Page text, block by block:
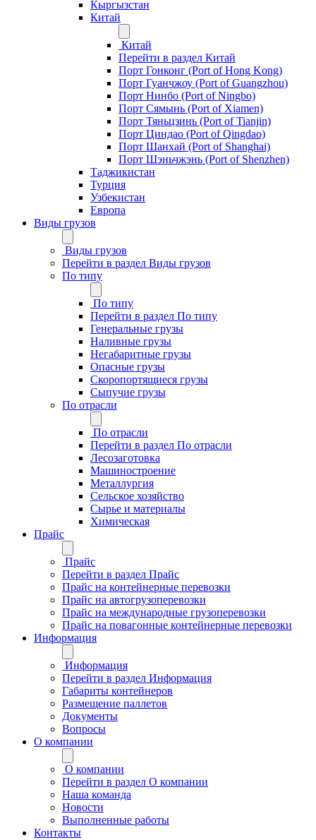
Кыргызстан
Китай
Китай
Перейти в раздел Китай
Порт Гонконг (Port of Hong Kong)
Порт Гуанчжоу (Port of Guangzhou)
Порт Нинбо (Port of Ningbo)
Порт Сямынь (Port of Xiamen)
Порт Тяньцзинь (Port of Tianjin)
Порт Циндао (Port of Qingdao)
Порт Шанхай (Port of Shanghai)
Порт Шэньчжэнь (Port of Shenzhen)
Таджикистан
Турция
Узбекистан
Европа
Виды грузов
Виды грузов
Перейти в раздел Виды грузов
По типу
По типу
Перейти в раздел По типу
Генеральные грузы
Наливные грузы
Негабаритные грузы
Опасные грузы
Скоропортящиеся грузы
Сыпучие грузы
По отрасли
По отрасли
Перейти в раздел По отрасли
Лесозаготовка
Машиностроение
Металлургия
Сельское хозяйство
Сырье и материалы
Химическая
Прайс
Прайс
Перейти в раздел Прайс
Прайс на контейнерные перевозки
Прайс на автогрузоперевозки
Прайс на международные грузоперевозки
Прайс на повагонные контейнерные перевозки
Информация
Информация
Перейти в раздел Информация
Габариты контейнеров
Размещение паллетов
Документы
Вопросы
О компании
О компании
Перейти в раздел О компании
Наша команда
Новости
Выполненные работы
Контакты